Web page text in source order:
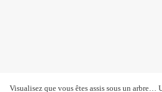
Visualisez que vous êtes assis sous un arbre…